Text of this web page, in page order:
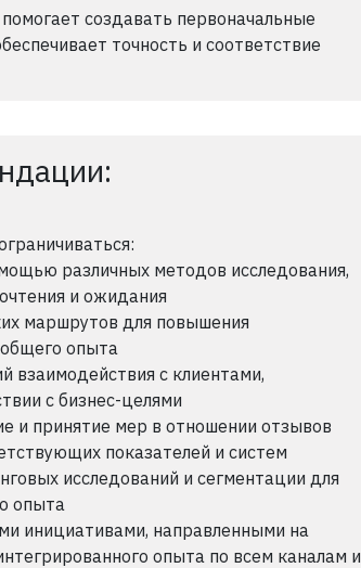
создавать первоначальные
точность и соответствие
различных методов исследования,
и ожидания
маршрутов для повышения
опыта
взаимодействия с клиентами,
с бизнес-целями
и принятие мер в отношении отзывов
показателей и систем
исследований и сегментации для
опыта
инициативами, направленными на
опыта по всем каналам и